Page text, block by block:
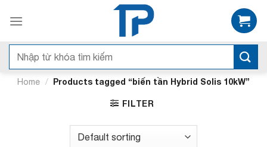
qua
dungSearch
Home / Products tagged “biến tần Hybrid Solis 10kW”
FILTER